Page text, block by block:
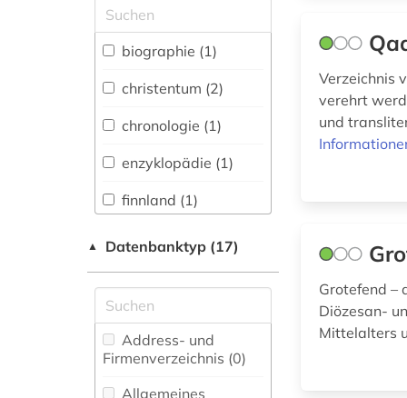
Allgemeine und
vergleichende Sprach-
und
Literaturwissenschaft.
Indogermanistik.
Außereuropäische
Sprachen und
Literaturen (1)
Anglistik.
Amerikanistik (1)
Vermessungswesen (1)
Biologie,
Biotechnologie (0)
Buch- und
biographie (1)
christentum (2)
chronologie (1)
enzyklopädie (1)
finnland (1)
frühe neuzeit (1)
geschichte (1)
hagiografie (1)
heilige (1)
heiligenfest (1)
▲ Datenbanktyp (17)
Address- und
Firmenverzeichnis (0)
Allgemeines
Verzeichnis
verehrt
und
Grotefend –
Diözesan-
Mittelalters